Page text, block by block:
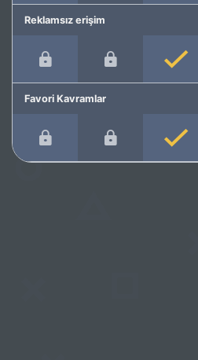
Reklamsız erişim
Favori Kavramlar